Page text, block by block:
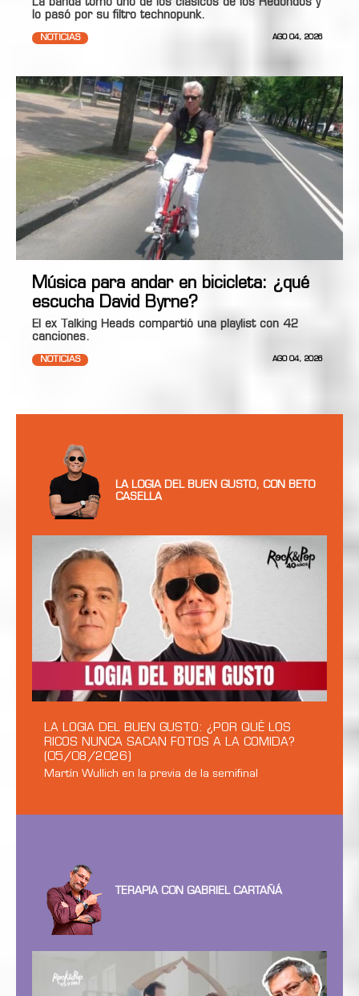
La banda tomó uno de los clásicos de los Redondos y
lo pasó por su filtro technopunk.
NOTICIAS AGO 04, 2026
Música para andar en bicicleta: ¿qué
escucha David Byrne?
El ex Talking Heads compartió una playlist con 42
canciones.
NOTICIAS AGO 04, 2026
LA LOGIA DEL BUEN GUSTO, CON BETO
CASELLA
LA LOGIA DEL BUEN GUSTO: ¿POR QUÉ LOS
RICOS NUNCA SACAN FOTOS A LA COMIDA?
(05/08/2026)
Martín Wullich en la previa de la semifinal
TERAPIA CON GABRIEL CARTAÑÁ